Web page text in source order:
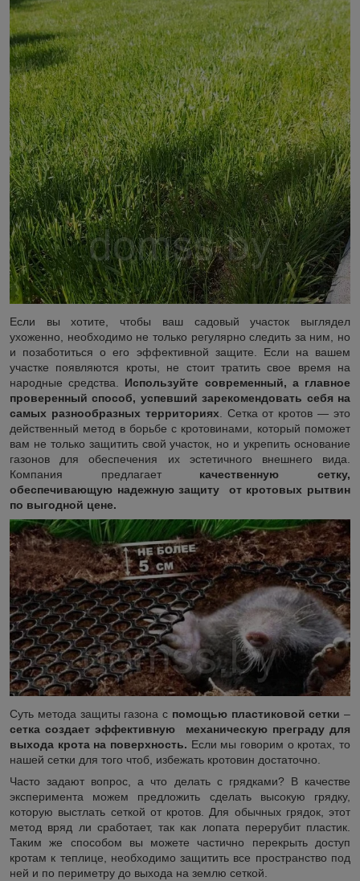
Если вы хотите, чтобы ваш садовый участок выглядел
ухоженно, необходимо не только регулярно следить за ним, но
и позаботиться о его эффективной защите. Если на вашем
участке появляются кроты, не стоит тратить свое время на
народные средства. Используйте современный, а главное
проверенный способ, успевший зарекомендовать себя на
самых разнообразных территориях . Сетка от кротов — это
действенный метод в борьбе с кротовинами, который поможет
вам не только защитить свой участок, но и укрепить основание
газонов для обеспечения их эстетичного внешнего вида.
Компания предлагает качественную сетку,
обеспечивающую надежную защиту от кротовых рытвин
по выгодной цене.
Суть метода защиты газона с помощью пластиковой сетки –
сетка создает эффективную механическую преграду для
выхода крота на поверхность. Если мы говорим о кротах, то
нашей сетки для того чтоб, избежать кротовин достаточно.
Часто задают вопрос, а что делать с грядками? В качестве
эксперимента можем предложить сделать высокую грядку,
которую выстлать сеткой от кротов. Для обычных грядок, этот
метод вряд ли сработает, так как лопата перерубит пластик.
Таким же способом вы можете частично перекрыть доступ
кротам к теплице, необходимо защитить все пространство под
ней и по периметру до выхода на землю сеткой.